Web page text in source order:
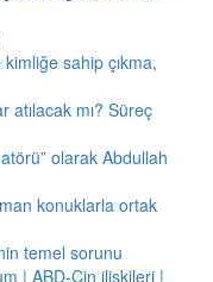
sahip çıkma,
atılacak mı? Süreç
olarak Abdullah
konuklarla ortak
temel sorunu
| ABD-Çin ilişkileri |